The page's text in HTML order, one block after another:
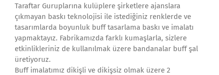
Taraftar Guruplarına kulüplere şirketlere ajanslara
çıkmayan baskı teknolojisi ile istediğiniz renklerde ve
tasarımlarda boyunluk buff tasarlama baskı ve imalatı
yapmaktayız. Fabrikamızda farklı kumaşlarla, sizlere
etkinlikleriniz de kullanılmak üzere bandanalar buff şal
üretiyoruz.
Buff imalatımız dikişli ve dikişsiz olmak üzere 2